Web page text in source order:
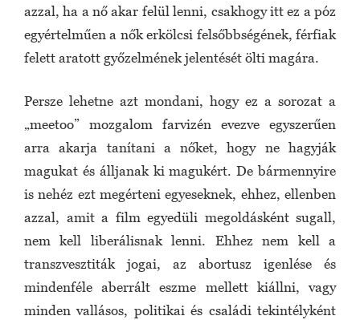
azzal, ha a nő akar felül lenni, csakhogy itt ez a póz
egyértelműen a nők erkölcsi felsőbbségének, férfiak
felett aratott győzelmének jelentését ölti magára.
Persze lehetne azt mondani, hogy ez a sorozat a
„meetoo” mozgalom farvizén evezve egyszerűen
arra akarja tanítani a nőket, hogy ne hagyják
magukat és álljanak ki magukért. De bármennyire
is nehéz ezt megérteni egyeseknek, ehhez, ellenben
azzal, amit a film egyedüli megoldásként sugall,
nem kell liberálisnak lenni. Ehhez nem kell a
transzvesztiták jogai, az abortusz igenlése és
mindenféle aberrált eszme mellett kiállni, vagy
minden vallásos, politikai és családi tekintélyként